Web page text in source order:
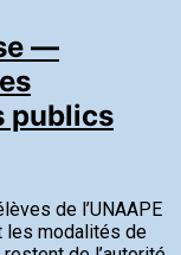
—
publics
de l’UNAAPE
les modalités de